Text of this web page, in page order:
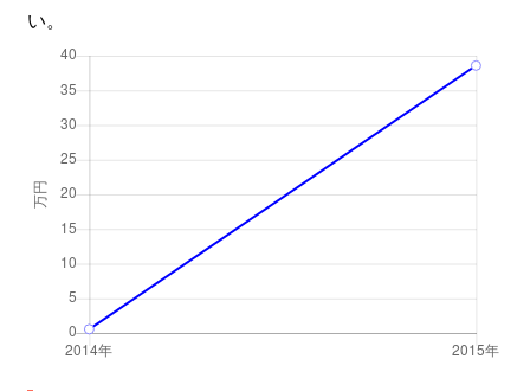
い。